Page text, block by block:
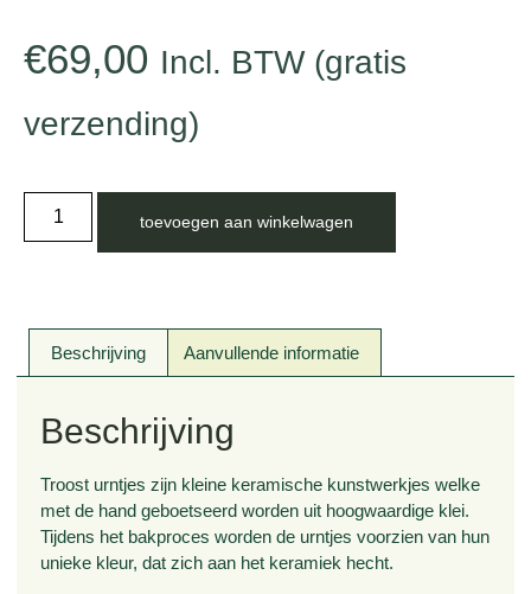
€69,00 Incl. BTW (gratis
verzending)
toevoegen aan winkelwagen
Beschrijving Aanvullende informatie
Beschrijving
Troost urntjes zijn kleine keramische kunstwerkjes welke
met de hand geboetseerd worden uit hoogwaardige klei.
Tijdens het bakproces worden de urntjes voorzien van hun
unieke kleur, dat zich aan het keramiek hecht.